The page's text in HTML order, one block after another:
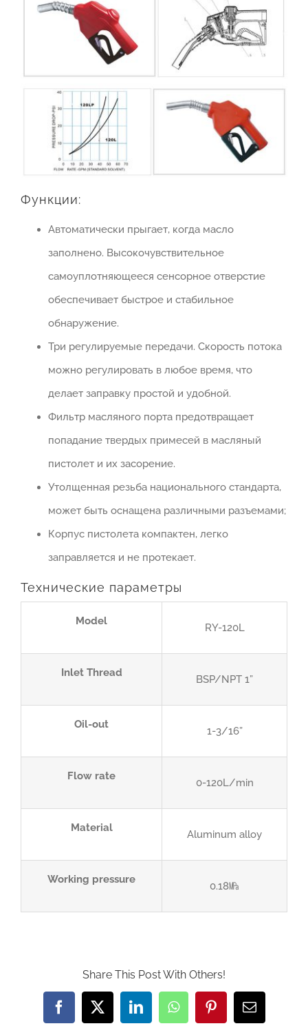
Функции:
Автоматически прыгает, когда масло
заполнено. Высокочувствительное
самоуплотняющееся сенсорное отверстие
обеспечивает быстрое и стабильное
обнаружение.
Три регулируемые передачи. Скорость потока
можно регулировать в любое время, что
делает заправку простой и удобной.
Фильтр масляного порта предотвращает
попадание твердых примесей в масляный
пистолет и их засорение.
Утолщенная резьба национального стандарта,
может быть оснащена различными разъемами;
Корпус пистолета компактен, легко
заправляется и не протекает.
Технические параметры
Model
RY-120L
Inlet Thread
BSP/NPT 1”
Oil-out
1-3/16”
Flow rate
0-120L/min
Material
Aluminum alloy
Working pressure
0.18㎫
Share This Post With Others!
FacebookTwitterLinkedInWhatsAppPinterestEmail